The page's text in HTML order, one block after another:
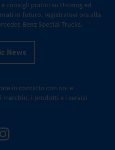
consigli pratici su Unimog ed
in futuro, registratevi ora alla
Benz Special Trucks.
News
in contatto con noi e
marchio, i prodotti e i servizi